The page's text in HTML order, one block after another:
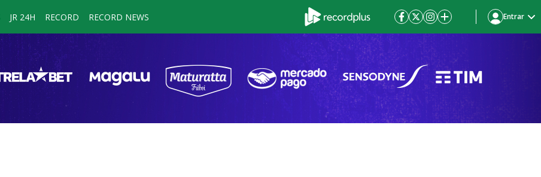
JR 24H RECORD RECORD NEWS Entrar